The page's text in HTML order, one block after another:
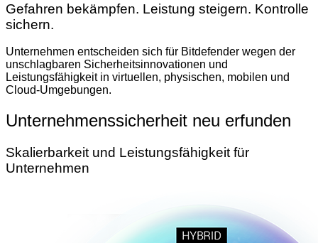
Gefahren bekämpfen. Leistung steigern. Kontrolle
sichern.
Unternehmen entscheiden sich für Bitdefender wegen der
unschlagbaren Sicherheitsinnovationen und
Leistungsfähigkeit in virtuellen, physischen, mobilen und
Cloud-Umgebungen.
Unternehmenssicherheit neu erfunden
Skalierbarkeit und Leistungsfähigkeit für
Unternehmen